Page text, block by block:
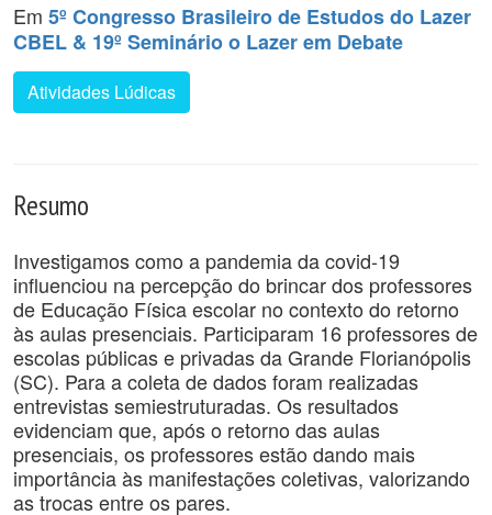
Em 5º Congresso Brasileiro de Estudos do Lazer
CBEL & 19º Seminário o Lazer em Debate
Atividades Lúdicas
Resumo
Investigamos como a pandemia da covid-19
influenciou na percepção do brincar dos professores
de Educação Física escolar no contexto do retorno
às aulas presenciais. Participaram 16 professores de
escolas públicas e privadas da Grande Florianópolis
(SC). Para a coleta de dados foram realizadas
entrevistas semiestruturadas. Os resultados
evidenciam que, após o retorno das aulas
presenciais, os professores estão dando mais
importância às manifestações coletivas, valorizando
as trocas entre os pares.